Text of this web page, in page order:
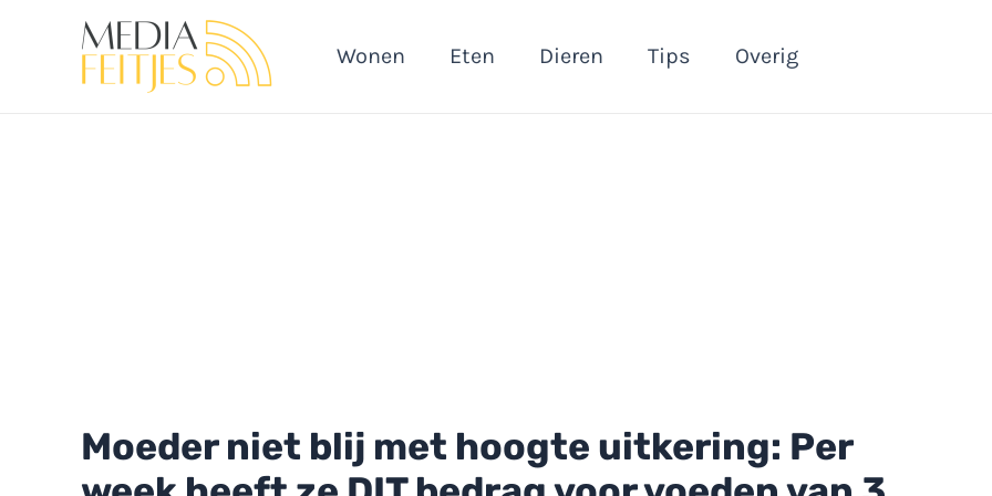
Wonen Eten Dieren Tips Overig
Moeder niet blij met hoogte uitkering: Per